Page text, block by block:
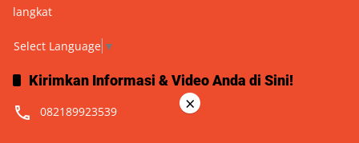
langkat
Select Language ▼
Kirimkan Informasi & Video Anda di Sini!
082189923539 ×